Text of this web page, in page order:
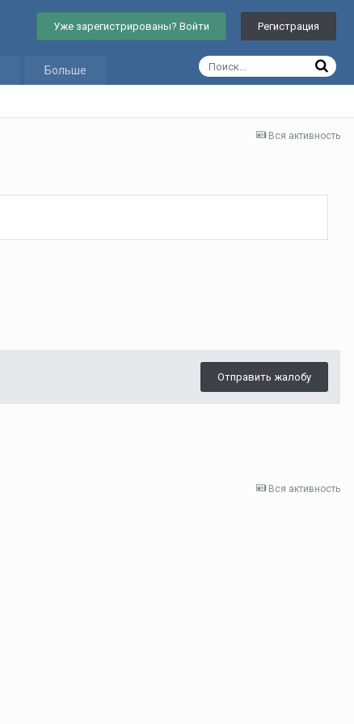
Уже зарегистрированы? Войти Регистрация
Больше
Вся активность
Отправить жалобу
Вся активность